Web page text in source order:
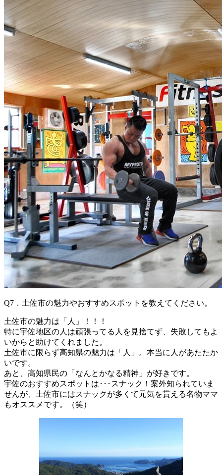
Q7．土佐市の魅力やおすすめスポットを教えてください。
土佐市の魅力は「人」！！！
特に宇佐地区の人は頑張ってる人を見捨てず、失敗してもよ
いからと助けてくれました。
土佐市に限らず高知県の魅力は「人」。本当に人があたたか
いです。
あと、高知県民の「なんとかなる精神」が好きです。
宇佐のおすすめスポットは･･･スナック！案外知られていま
せんが、土佐市にはスナックが多くて元気を貰える名物ママ
もオススメです。（笑）